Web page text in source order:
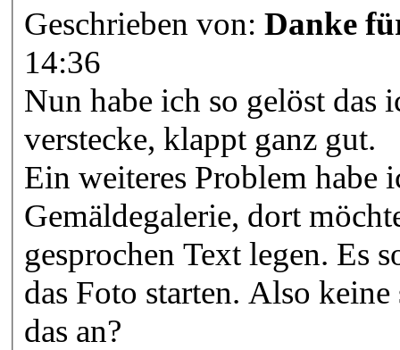
Geschrieben von: Danke
14:36
Nun habe ich so gelöst das
verstecke, klappt ganz gut.
Ein weiteres Problem habe
Gemäldegalerie, dort
gesprochen Text legen. Es
das Foto starten. Also
das an?